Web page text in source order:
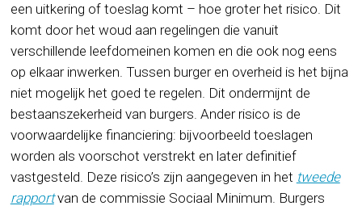
een uitkering of toeslag komt – hoe groter het risico. Dit
komt door het woud aan regelingen die vanuit
verschillende leefdomeinen komen en die ook nog eens
op elkaar inwerken. Tussen burger en overheid is het bijna
niet mogelijk het goed te regelen. Dit ondermijnt de
bestaanszekerheid van burgers. Ander risico is de
voorwaardelijke financiering: bijvoorbeeld toeslagen
worden als voorschot verstrekt en later definitief
vastgesteld. Deze risico’s zijn aangegeven in het tweede
rapportvan de commissie Sociaal Minimum. Burgers